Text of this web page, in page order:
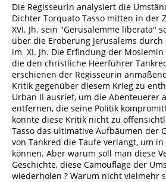
Die Regisseurin analysiert die
Dichter Torquato Tasso mitten in der
XVI. Jh. sein "Gerusalemme liberata"
über die Eroberung Jerusalems
im XI. Jh. Die Erfindung der
die den christliche Heerführer
erschienen der Regisseurin
Kritik gegenüber diesem Krieg zu
Urban II ausrief, um die Abenteuerer
entfernen, die seine Politik
konnte diese Kritik nicht zu
Tasso das ultimative Aufbäumen der
von Tankred die Taufe verlangt, um
können. Aber warum soll man diese
Geschichte, diese Camouflage der
wiederholen ? Warum nicht vielmehr